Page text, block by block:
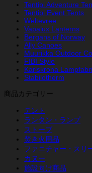
Tentipi Adventure
Tentipi Event Tents
Weltevree
Vapalux Lanterns
Bergans of Norway
Ally Canoes
Muurikka Outdoor
FIBI Style
Karlskrona
Stabilotherm
商品カテゴリー
テント
ランタン・ランプ
ストーブ
焚き火用品
ファニチャー・スリ
カヌー
施設向け商品